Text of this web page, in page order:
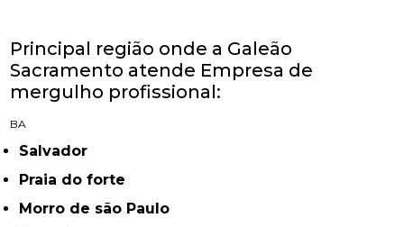
Principal região onde a Galeão
Sacramento atende Empresa de
mergulho profissional:
BA
Salvador
Praia do forte
Morro de são Paulo